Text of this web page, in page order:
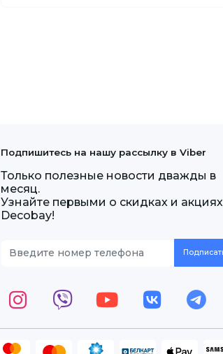
Подпишитесь на нашу рассылку в Viber
Только полезные новости дважды в
месяц.
Узнайте первыми о скидках и акциях
Decobay!